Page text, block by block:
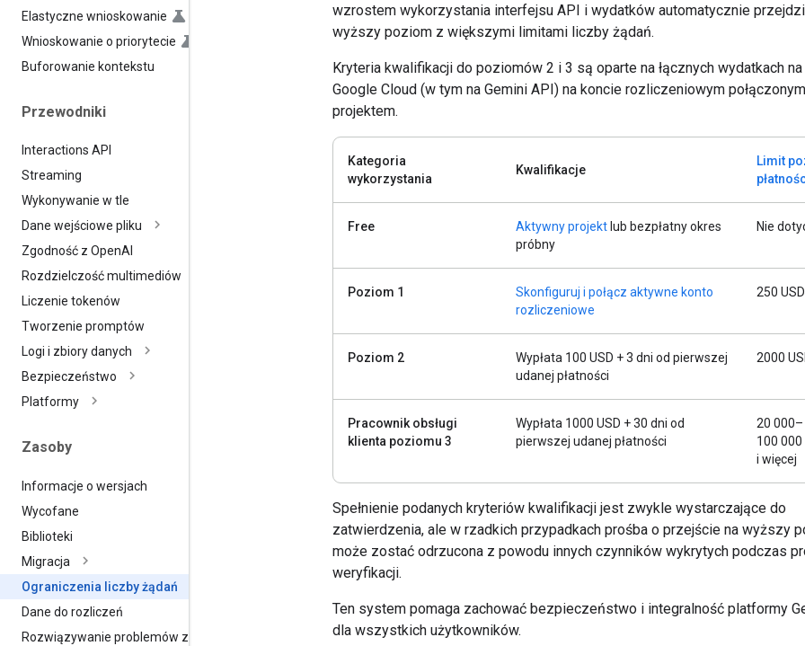
Elastyczne wnioskowanie
Wnioskowanie o priorytecie
Buforowanie kontekstu
Przewodniki
Interactions API
Streaming
Wykonywanie w tle
Dane wejściowe pliku
Zgodność z OpenAI
Rozdzielczość multimediów
Liczenie tokenów
Tworzenie promptów
Logi i zbiory danych
Bezpieczeństwo
Platformy
Zasoby
Informacje o wersjach
Wycofane
Biblioteki
Migracja
Ograniczenia liczby żądań
Dane do rozliczeń
Rozwiązywanie problemów z
wzrostem wykorzystania interfejsu API i wydatków automatycznie
wyższy poziom z większymi limitami liczby żądań.
Kryteria kwalifikacji do poziomów 2 i 3 są oparte na łącznych wydatkach na
Google Cloud (w tym na Gemini API) na koncie rozliczeniowym
projektem.
Kategoria
wykorzystania
Kwalifikacje
Limit
Free Aktywny projekt lub bezpłatny okres
próbny
Nie
Poziom 1
Skonfiguruj i połącz aktywne konto
rozliczeniowe
250 USD
Poziom 2
Wypłata 100 USD + 3 dni od pierwszej
udanej płatności
2000
Pracownik obsługi
klienta poziomu 3
Wypłata 1000 USD + 30 dni od
pierwszej udanej płatności
20 000–
100 000
i więcej
Spełnienie podanych kryteriów kwalifikacji jest zwykle wystarczające do
zatwierdzenia, ale w rzadkich przypadkach prośba o przejście na wyższy
może zostać odrzucona z powodu innych czynników wykrytych podczas
weryfikacji.
Ten system pomaga zachować bezpieczeństwo i integralność platformy
dla wszystkich użytkowników.